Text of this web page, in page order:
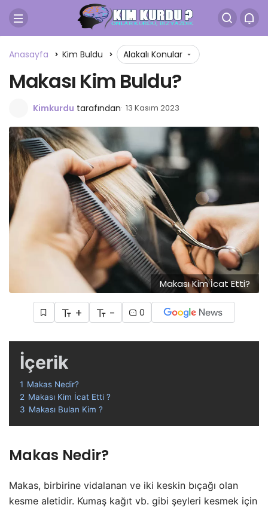
Anasayfa Kim Buldu Alakalı Konular
Makası Kim Buldu?
Kimkurdu tarafından 13 Kasım 2023
Makası Kim İcat Etti?
+ - 0
İçerik
1 Makas Nedir?
2 Makası Kim İcat Etti ?
3 Makası Bulan Kim ?
Makas Nedir?
Makas, birbirine vidalanan ve iki keskin bıçağı olan
kesme aletidir. Kumaş kağıt vb. gibi şeyleri kesmek için